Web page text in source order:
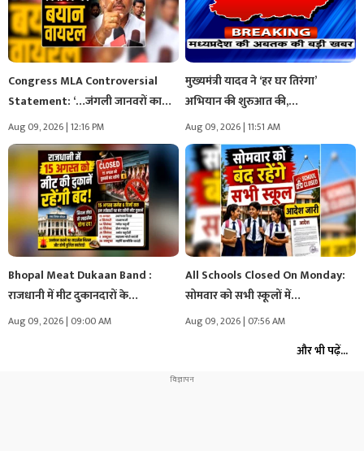
Congress MLA Controversial
Statement: ‘…जंगली जानवरों का
शिकार करेंगे…मैं सबसे…
Aug 09, 2026 | 12:16 PM
मुख्यमंत्री यादव ने ‘हर घर तिरंगा’
अभियान की शुरुआत की,…
Aug 09, 2026 | 11:51 AM
Bhopal Meat Dukaan Band :
राजधानी में मीट दुकानदारों के…
Aug 09, 2026 | 09:00 AM
All Schools Closed On Monday:
सोमवार को सभी स्कूलों में…
Aug 09, 2026 | 07:56 AM
और भी पढ़ें...